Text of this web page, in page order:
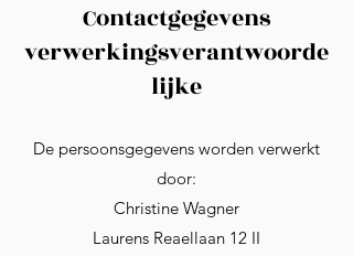
Contactgegevens
verwerkingsverantwoorde
lijke
De persoonsgegevens worden verwerkt
door:
Christine Wagner
Laurens Reaellaan 12 II